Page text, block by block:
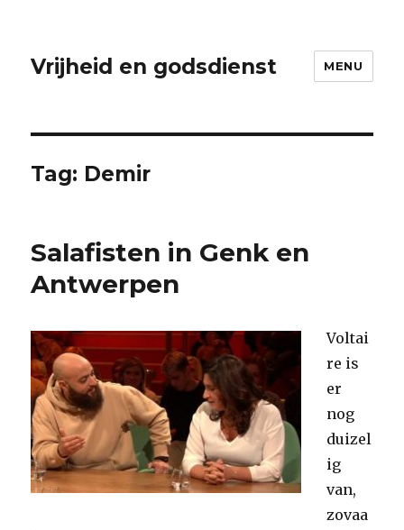
Vrijheid en godsdienst MENU
Tag: Demir
Salafisten in Genk en
Antwerpen
Voltai
re is
er
nog
duizel
ig
van,
zovaa